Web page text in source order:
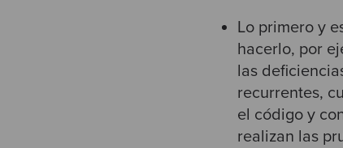
Lo primero y
hacerlo, por
las
recurrentes,
el código y
realizan las